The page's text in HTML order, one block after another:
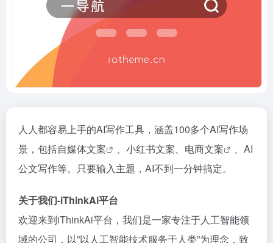
人人都容易上手的AI写作工具，涵盖100多个AI写作场
景，包括自媒体文案 、小红书文案、 电商文案
、AI
公文写作等。只要输入主题，AI不到一分钟搞定。
关于我们-iThinkAi平台
欢迎来到iThinkAi平台，我们是一家专注于人工智能领
域的公司，以”以人工智能技术服务于人类”为理念，致